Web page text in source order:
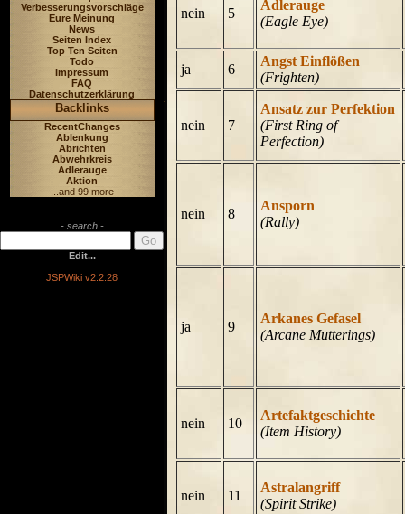
Verbesserungsvorschläge
Eure Meinung
News
Seiten Index
Top Ten Seiten
Todo
Impressum
FAQ
Datenschutzerklärung
Backlinks
RecentChanges
Ablenkung
Abrichten
Abwehrkreis
Adlerauge
Aktion
...and 99 more
- search -
Edit...
JSPWiki v2.2.28
nein 5
Adlerauge
(Eagle Eye)
ja 6
Angst Einflößen
(Frighten)
nein 7
Ansatz zur Perfektion
(First Ring of
Perfection)
nein 8
Ansporn
(Rally)
ja 9
Arkanes Gefasel
(Arcane Mutterings)
nein 10
Artefaktgeschichte
(Item History)
nein 11
Astralangriff
(Spirit Strike)